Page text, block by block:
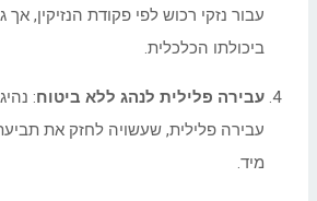
עבור נזקי רכוש לפי פקודת הנזיקין, אך
ביכולתו הכלכלית.
עבירה פלילית לנהג ללא ביטוח:
עבירה פלילית, שעשויה לחזק את
מיד.